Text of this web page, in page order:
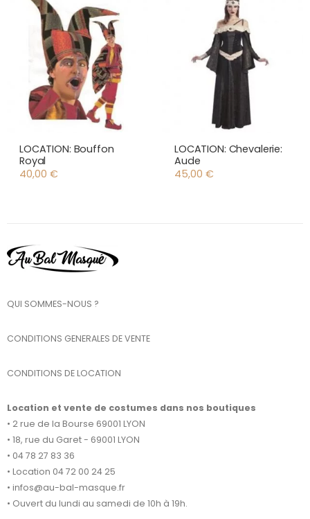
LOCATION: Bouffon
Royal
40,00 €
LOCATION: Chevalerie:
Aude
45,00 €
QUI SOMMES-NOUS ?
CONDITIONS GENERALES DE VENTE
CONDITIONS DE LOCATION
Location et vente de costumes dans nos boutiques
• 2 rue de la Bourse 69001 LYON
• 18, rue du Garet - 69001 LYON
• 04 78 27 83 36
• Location 04 72 00 24 25
• infos@au-bal-masque.fr
• Ouvert du lundi au samedi de 10h à 19h.